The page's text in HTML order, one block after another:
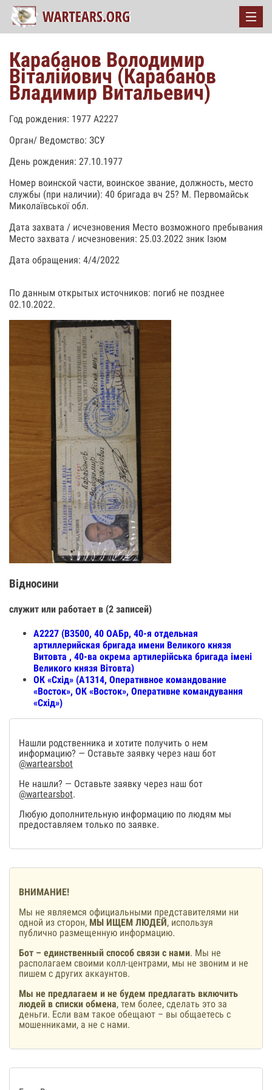
Карабанов Володимир
Вiталiйович (Карабанов
Владимир Витальевич)
Год рождения: 1977 А2227
Орган/ Ведомство: ЗСУ
День рождения: 27.10.1977
Номер воинской части, воинское звание, должность, место
службы (при наличии): 40 бригада вч 25? М. Первомайськ
Миколаївської обл.
Дата захвата / исчезновения Место возможного пребывания
Место захвата / исчезновения: 25.03.2022 зник Ізюм
Дата обращения: 4/4/2022
По данным открытых источников: погиб не позднее
02.10.2022.
Відносини
служит или работает в (2 записей)
А2227 (В3500, 40 ОАБр, 40-я отдельная
артиллерийская бригада имени Великого князя
Витовта , 40-ва окрема артилерійська бригада імені
Великого князя Вітовта)
ОК «Схід» (А1314, Оперативное командование
«Восток», ОК «Восток», Оперативне командування
«Схід»)
Нашли родственника и хотите получить о нем
информацию? — Оставьте заявку через наш бот
@wartearsbot
Не нашли? — Оставьте заявку через наш бот
@wartearsbot.
Любую дополнительную информацию по людям мы
предоставляем только по заявке.
ВНИМАНИЕ!
Мы не являемся официальными представителями ни
одной из сторон, МЫ ИЩЕМ ЛЮДЕЙ, используя
публично размещенную информацию.
Бот – единственный способ связи с нами. Мы не
располагаем своими колл-центрами, мы не звоним и не
пишем с других аккаунтов.
Мы не предлагаем и не будем предлагать включить
людей в списки обмена, тем более, сделать это за
деньги. Если вам такое обещают – вы общаетесь с
мошенниками, а не с нами.